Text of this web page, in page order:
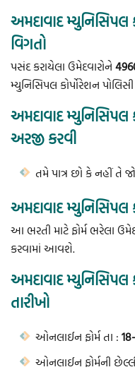
અમદાવાદ મ્યુનિસિપલ
વિગતો
પસંદ કરાયેલા ઉમેદવારોને
મ્યુનિસિપલ કોર્પોરેશન
અમદાવાદ મ્યુનિસિપલ
અરજી કરવી
તમે પાત્ર છો કે નહીં તે
અમદાવાદ મ્યુનિસિપલ
આ ભરતી માટે ફોર્મ ભરેલા
કરવામાં આવશે.
અમદાવાદ મ્યુનિસિપલ
તારીખો
ઓનલાઈન ફોર્મ તા :
ઓનલાઈન ફોર્મની